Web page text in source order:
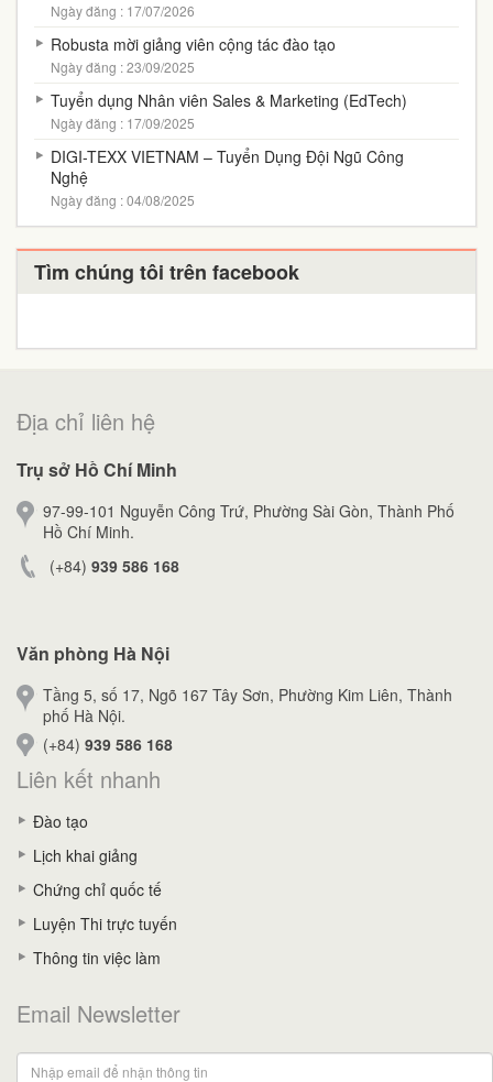
Ngày đăng : 17/07/2026
Robusta mời giảng viên cộng tác đào tạo
Ngày đăng : 23/09/2025
Tuyển dụng Nhân viên Sales & Marketing (EdTech)
Ngày đăng : 17/09/2025
DIGI-TEXX VIETNAM – Tuyển Dụng Đội Ngũ Công
Nghệ
Ngày đăng : 04/08/2025
Tìm chúng tôi trên facebook
Địa chỉ liên hệ
Trụ sở Hồ Chí Minh
97-99-101 Nguyễn Công Trứ, Phường Sài Gòn, Thành Phố
Hồ Chí Minh.
(+84) 939 586 168
Văn phòng Hà Nội
Tầng 5, số 17, Ngõ 167 Tây Sơn, Phường Kim Liên, Thành
phố Hà Nội.
(+84) 939 586 168
Liên kết nhanh
Đào tạo
Lịch khai giảng
Chứng chỉ quốc tế
Luyện Thi trực tuyến
Thông tin việc làm
Email Newsletter